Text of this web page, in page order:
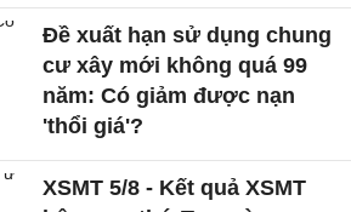
Đề xuất hạn sử dụng chung
cư xây mới không quá 99
năm: Có giảm được nạn
'thổi giá'?
XSMT 5/8 - Kết quả XSMT